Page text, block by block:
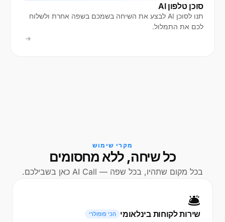
סוכן טלפון AI
תנו לסוכן AI לבצע את השיחה בשמכם בשפה אחרת ולשלוח
לכם את התמלול.
מקרי שימוש
כל שיחה, ללא מחסומים
בכל מקום שתהיו, בכל שפה — AI Call כאן בשבילכם.
🛎️
שירות לקוחות בינלאומי הכי פופולרי